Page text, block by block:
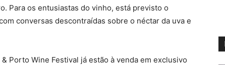
Para os entusiastas do vinho, está previsto o
conversas descontraídas sobre o néctar da uva e
Porto Wine Festival já estão à venda em exclusivo